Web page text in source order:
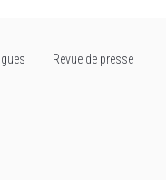
Revue de presse